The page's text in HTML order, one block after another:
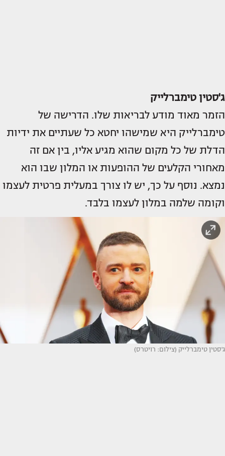
ג'סטין טימברלייק
הזמר מאוד מודע לבריאות שלו. הדרישה של
טימברלייק היא שמישהו יחטא כל שעתיים את ידיות
הדלת של כל מקום שהוא מגיע אליו, בין אם זה
מאחורי הקלעים של ההופעות או המלון שבו הוא
נמצא. נוסף על כך, יש לו צורך במעלית פרטית לעצמו
וקומה שלמה במלון לעצמו בלבד.
ג'סטין טימברלייק (צילום: רויטרס)